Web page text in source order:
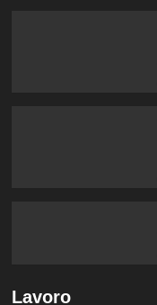
Lavoro